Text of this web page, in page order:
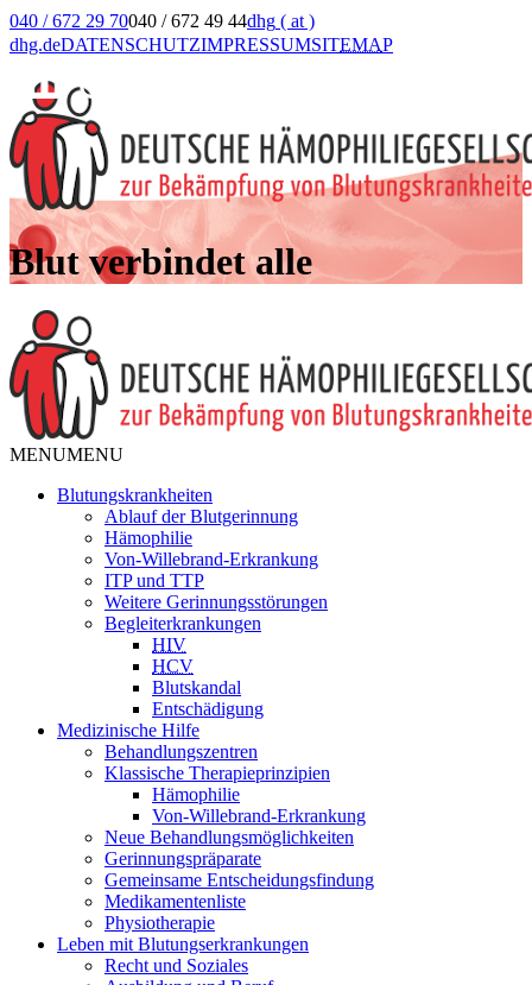
040 / 672 29 70040 / 672 49 44dhg ( at )
dhg.deDATENSCHUTZIMPRESSUMSITEMAP
Blut verbindet alle
MENUMENU
Blutungskrankheiten
Ablauf der Blutgerinnung
Hämophilie
Von-Willebrand-Erkrankung
ITP und TTP
Weitere Gerinnungsstörungen
Begleiterkrankungen
HIV
HCV
Blutskandal
Entschädigung
Medizinische Hilfe
Behandlungszentren
Klassische Therapieprinzipien
Hämophilie
Von-Willebrand-Erkrankung
Neue Behandlungsmöglichkeiten
Gerinnungspräparate
Gemeinsame Entscheidungsfindung
Medikamentenliste
Physiotherapie
Leben mit Blutungserkrankungen
Recht und Soziales